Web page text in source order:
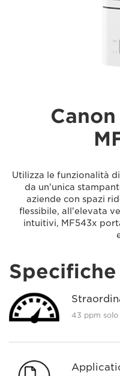
Canon
Utilizza le funzionalità
da un'unica
aziende con spazi
flessibile, all'elevata
intuitivi, MF543x
43 ppm